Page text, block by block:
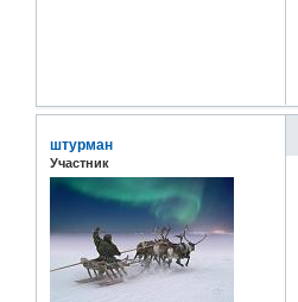
штурман
Участник